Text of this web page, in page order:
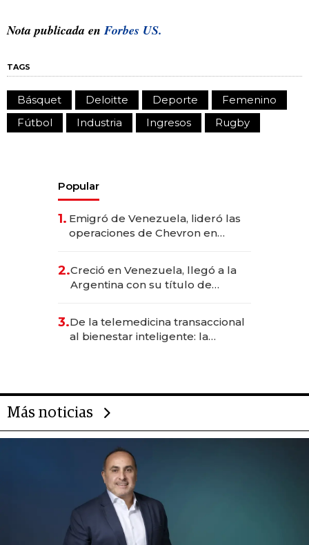
Nota publicada enForbes US.
TAGS
Básquet Deloitte Deporte
Femenino
Fútbol
Industria Ingresos Rugby
Popular
1. Emigró de Venezuela, lideró las
operaciones de Chevron en
2.Creció en Venezuela, llegó a la
Argentina con su título de
las marcas "fast premium"
3.De la telemedicina transaccional
al bienestar inteligente: la
Más noticias